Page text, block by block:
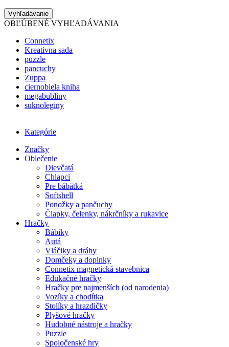
Vyhľadávanie
OBĽÚBENÉ VYHĽADÁVANIA
Connetix
Kreativna sada
puzzle
pancuchy
Zuppa
ciernobiela kniha
megabubliny
suknoleginy
Kategórie
Značky
Oblečenie
Dievčatá
Chlapci
Pre bábätká
Softshell
Ponožky a pančuchy
Čiapky, čelenky, nákrčníky a rukavice
Hračky
Bábiky
Autá
Vláčiky a dráhy
Domčeky a doplnky
Connetix magnetická stavebnica
Edukačné hračky
Hračky pre najmenších (od narodenia)
Vozíky a chodítka
Stolíky a hrazdičky
Plyšové hračky
Hudobné nástroje a hračky
Puzzle
Spoločenské hry